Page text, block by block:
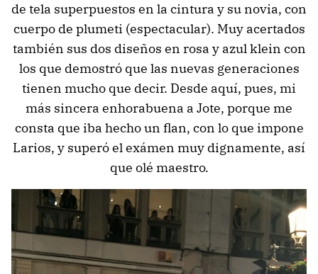
de tela superpuestos en la cintura y su novia, con
cuerpo de plumeti (espectacular). Muy acertados
también sus dos diseños en rosa y azul klein con
los que demostró que las nuevas generaciones
tienen mucho que decir. Desde aquí, pues, mi
más sincera enhorabuena a Jote, porque me
consta que iba hecho un flan, con lo que impone
Larios, y superó el exámen muy dignamente, así
que olé maestro.